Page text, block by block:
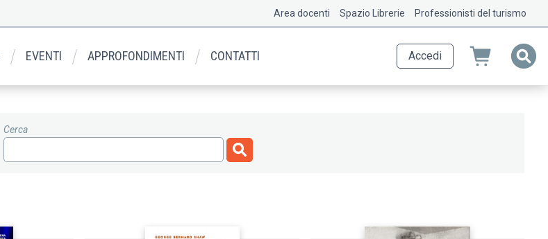
Area docenti Spazio Librerie Professionisti del turismo
EVENTI APPROFONDIMENTI CONTATTI Accedi
Cerca